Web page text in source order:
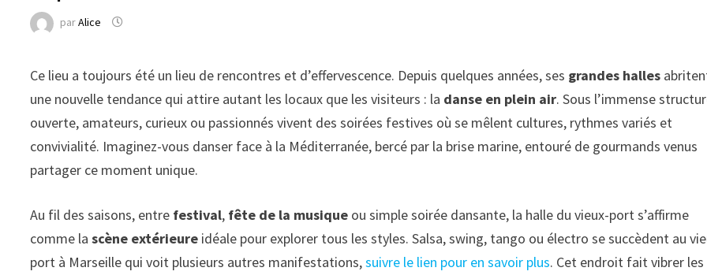
parAlice
Ce lieu a toujours été un lieu de rencontres et d’effervescence. Depuis quelques années, ses grandes halles
une nouvelle tendance qui attire autant les locaux que les visiteurs : la danse en plein air. Sous l’immense
ouverte, amateurs, curieux ou passionnés vivent des soirées festives où se mêlent cultures, rythmes variés et
convivialité. Imaginez-vous danser face à la Méditerranée, bercé par la brise marine, entouré de gourmands venus
partager ce moment unique.
Au fil des saisons, entre festival, fête de la musique ou simple soirée dansante, la halle du vieux-port s’affirme
comme lascène extérieure idéale pour explorer tous les styles. Salsa, swing, tango ou électro se succèdent au
port à Marseille qui voit plusieurs autres manifestations,suivre le lien pour en savoir plus. Cet endroit fait vibrer les